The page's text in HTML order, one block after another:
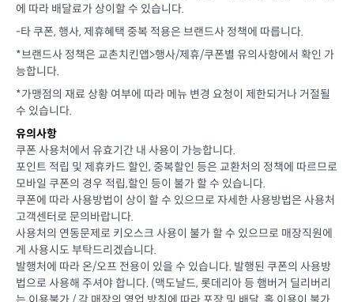
에 따라 배달료가 상이할 수 있습니다.
-타 쿠폰, 행사, 제휴혜택 중복 적용은 브랜드사 정책에 따릅니다.
*브랜드사 정책은 교촌치킨앱>행사/제휴/쿠폰별 유의사항에서 확인 가
능합니다.
*가맹점의 재료 상황 여부에 따라 메뉴 변경 요청이 제한되거나 거절될
수 있습니다.
유의사항
쿠폰 사용처에서 유효기간 내 사용이 가능합니다.
포인트 적립 및 제휴카드 할인, 중복할인 등은 교환처의 정책에 따르므로
모바일 쿠폰의 경우 적립,할인 등이 불가 할 수 있습니다.
쿠폰에 따라 사용방법이 상이 할 수 있으므로 자세한 사용방법은 사용처
고객센터로 문의바랍니다.
사용처의 연동문제로 키오스크 사용이 불가 할 수 있으므로 매장직원에
게 사용시도 부탁드리겠습니다.
발행처에 따라 온/오프 전용이 있을 수 있습니다. 발행된 쿠폰의 사용방
법으로 사용해 주셔야 합니다. (맥도날드, 롯데리아 등 햄버거 딜리버리